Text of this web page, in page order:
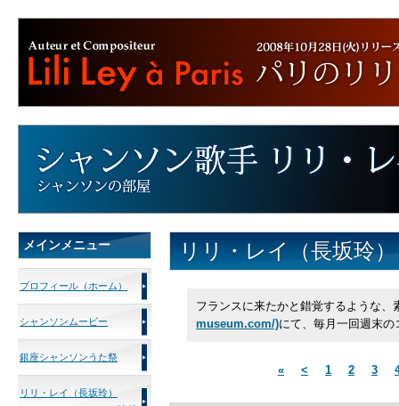
リリ・レイ（長坂玲
フランスに来たかと錯覚するような、
museum.com/)にて、毎月一回週末
« < 1 2 3
メインメニュー
プロフィール（ホーム）
シャンソンムービー
銀座シャンソンうた祭
リリ・レイ（長坂玲）